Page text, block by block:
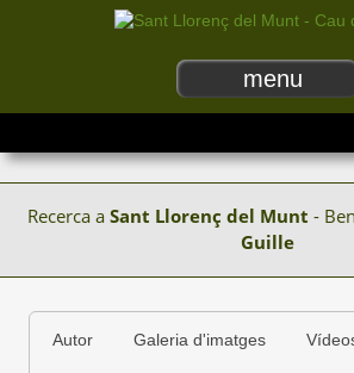
menu
Recerca a Sant Llorenç del Munt -
Guille
Autor Galeria d'imatges